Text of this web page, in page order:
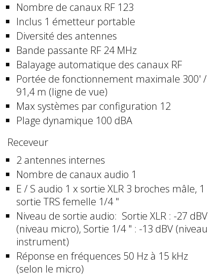
Nombre de canaux RF 123
Inclus 1 émetteur portable
Diversité des antennes
Bande passante RF 24 MHz
Balayage automatique des canaux RF
Portée de fonctionnement maximale 300' /
91,4 m (ligne de vue)
Max systèmes par configuration 12
Plage dynamique 100 dBA
Receveur
2 antennes internes
Nombre de canaux audio 1
E / S audio 1 x sortie XLR 3 broches mâle, 1
sortie TRS femelle 1/4 "
Niveau de sortie audio: Sortie XLR : -27 dBV
(niveau micro), Sortie 1/4 " : -13 dBV (niveau
instrument)
Réponse en fréquences 50 Hz à 15 kHz
(selon le micro)